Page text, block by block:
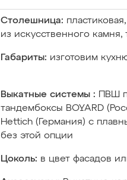
Столешница:
из искусственного
Габариты: изготовим
Выкатные системы :
ПВШ
тандембоксы BOYARD
Hettich (Германия) с
без этой опции
Цоколь: в цвет фасадов